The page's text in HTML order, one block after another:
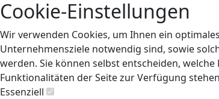
Cookie-Einstellungen
Wir verwenden Cookies, um Ihnen ein
Unternehmensziele notwendig sind, sowie
werden. Sie können selbst entscheiden,
Funktionalitäten der Seite zur Verfügung
Essenziell